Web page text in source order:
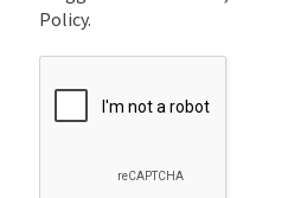
Policy.